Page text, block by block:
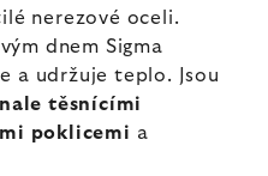
nerezové oceli.
dnem Sigma
a udržuje teplo. Jsou
těsnícími
poklicemi a